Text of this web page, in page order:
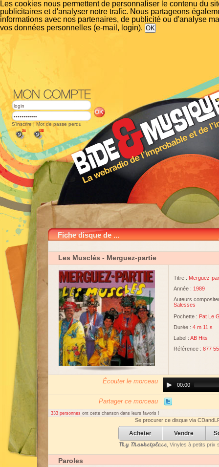
Les cookies nous permettent de personnaliser le contenu du
publicitaires et d'analyser notre trafic. Nous partageons
informations avec nos partenaires, de publicité ou d'analyse
vos données personnelles (e-mail, login).
S'inscrire | Mot de passe perdu
Fiche disque de ...
Les Musclés - Merguez-partie
Titre : Merguez-
Année : 1989
Auteurs
Salesses
Pochette : Pat Le
Durée : 4 m 11 s
Label : AB Hits
Référence : 877
Écouter le morceau
Player00:00
Partager ce morceau
333 personnes ont cette chanson dans leurs favoris !
Se procurer ce disque via
Acheter Vendre
My Marketplace, Vinyles à petits prix
Paroles